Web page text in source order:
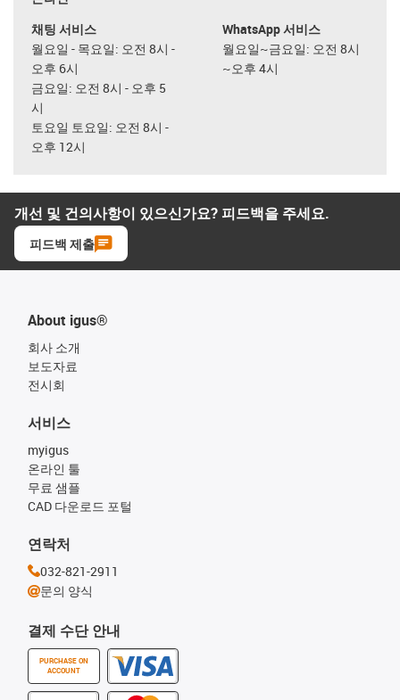
채팅 서비스
월요일 - 목요일: 오전 8시 -
오후 6시
금요일: 오전 8시 - 오후 5
시
토요일 토요일: 오전 8시 -
오후 12시
WhatsApp 서비스
월요일~금요일: 오전 8시
~오후 4시
개선 및 건의사항이 있으신가요? 피드백을 주세요.
피드백 제출
About igus®
회사 소개
보도자료
전시회
결제 수단 안내
PURCHASE ON
ACCOUNT
서비스
myigus
온라인 툴
무료 샘플
CAD 다운로드 포털
연락처
032-821-2911
문의 양식